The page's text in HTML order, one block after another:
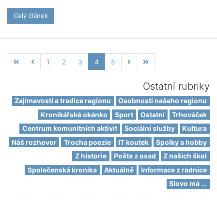
Celý článek
1 2 3 4 5
Ostatní rubriky
Zajímavosti a tradice regionu
Osobnosti našeho regionu
Kronikářské okénko
Sport Ostatní
Trhováček
Centrum komunitních aktivit
Sociální služby
Kultura
Náš rozhovor
Trocha poezie IT koutek
Spolky a hobby
Z historie
Pošta z osad
Z našich škol
Společenská kronika
Aktuálně
Informace z radnice
Slovo má ...